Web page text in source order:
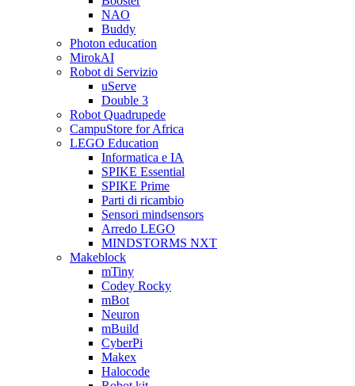
NAO
Buddy
Photon education
MirokAI
Robot di Servizio
uServe
Double 3
Robot Quadrupede
CampuStore for Africa
LEGO Education
Informatica e IA
SPIKE Essential
SPIKE Prime
Parti di ricambio
Sensori mindsensors
Arredo LEGO
MINDSTORMS NXT
Makeblock
mTiny
Codey Rocky
mBot
Neuron
mBuild
CyberPi
Makex
Halocode